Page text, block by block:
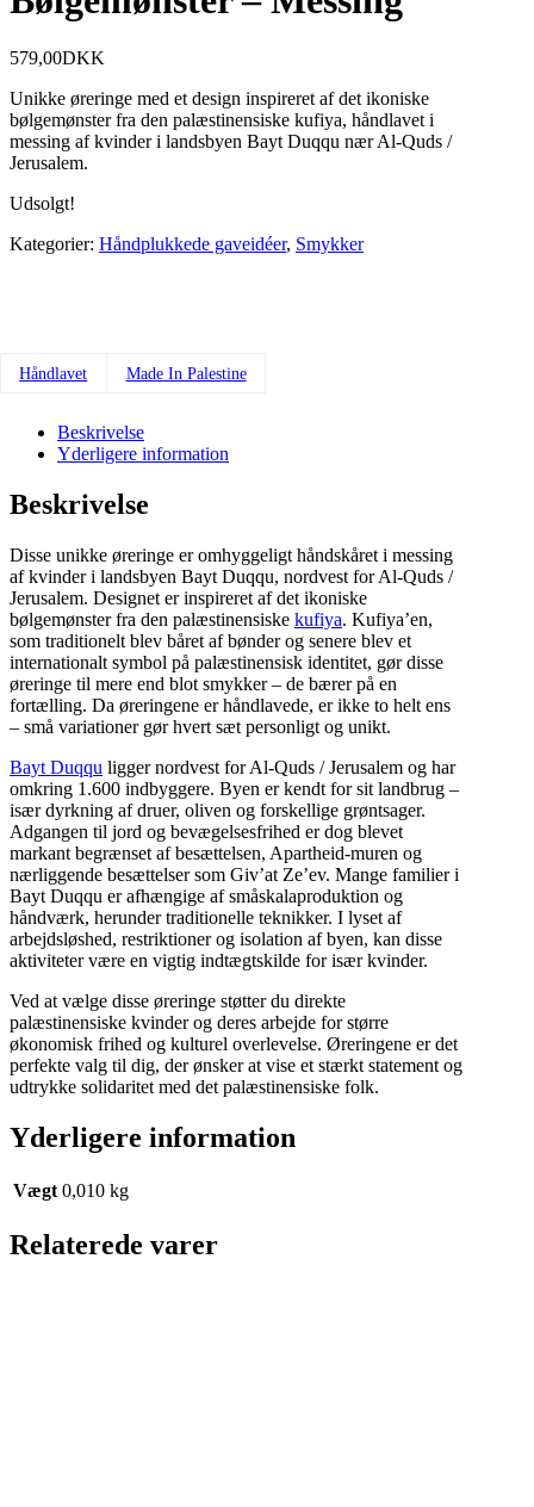
579,00DKK
Unikke øreringe med et design inspireret af det ikoniske
bølgemønster fra den palæstinensiske kufiya, håndlavet i
messing af kvinder i landsbyen Bayt Duqqu nær Al-Quds /
Jerusalem.
Udsolgt!
Kategorier: Håndplukkede gaveidéer, Smykker
Håndlavet Made In Palestine
Beskrivelse
Yderligere information
Beskrivelse
Disse unikke øreringe er omhyggeligt håndskåret i messing
af kvinder i landsbyen Bayt Duqqu, nordvest for Al-Quds /
Jerusalem. Designet er inspireret af det ikoniske
bølgemønster fra den palæstinensiske kufiya. Kufiya’en,
som traditionelt blev båret af bønder og senere blev et
internationalt symbol på palæstinensisk identitet, gør disse
øreringe til mere end blot smykker – de bærer på en
fortælling. Da øreringene er håndlavede, er ikke to helt ens
– små variationer gør hvert sæt personligt og unikt.
Bayt Duqqu ligger nordvest for Al-Quds / Jerusalem og har
omkring 1.600 indbyggere. Byen er kendt for sit landbrug –
især dyrkning af druer, oliven og forskellige grøntsager.
Adgangen til jord og bevægelsesfrihed er dog blevet
markant begrænset af besættelsen, Apartheid-muren og
nærliggende besættelser som Giv’at Ze’ev. Mange familier i
Bayt Duqqu er afhængige af småskalaproduktion og
håndværk, herunder traditionelle teknikker. I lyset af
arbejdsløshed, restriktioner og isolation af byen, kan disse
aktiviteter være en vigtig indtægtskilde for især kvinder.
Ved at vælge disse øreringe støtter du direkte
palæstinensiske kvinder og deres arbejde for større
økonomisk frihed og kulturel overlevelse. Øreringene er det
perfekte valg til dig, der ønsker at vise et stærkt statement og
udtrykke solidaritet med det palæstinensiske folk.
Yderligere information
Vægt 0,010 kg
Relaterede varer